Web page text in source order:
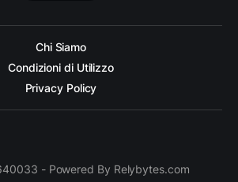
Chi Siamo
Condizioni di Utilizzo
Privacy Policy
- Powered By Relybytes.com